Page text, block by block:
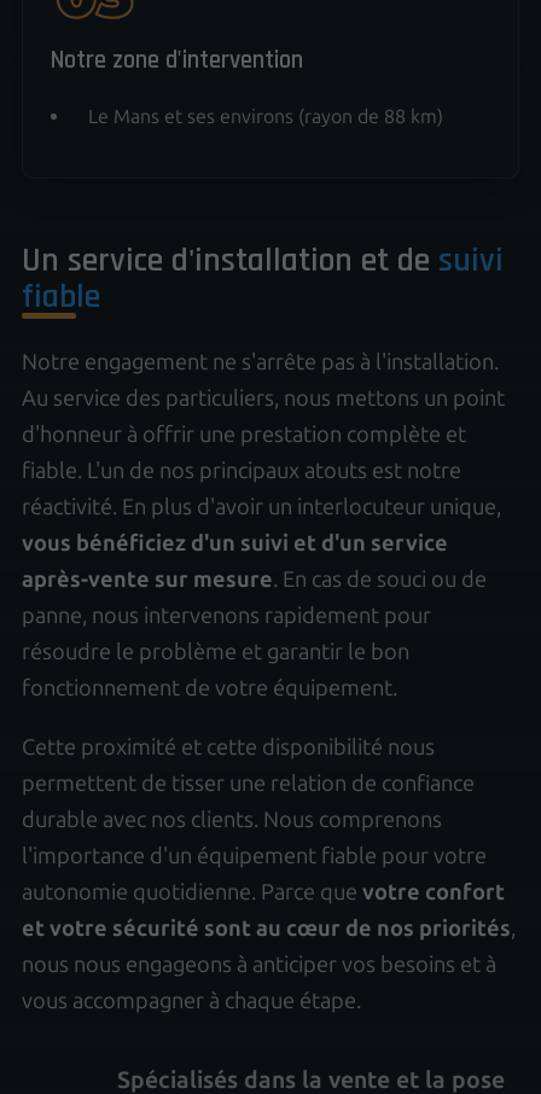
Notre zone d'intervention
Le Mans et ses environs (rayon de 88 km)
Un service d'installation et de suivi
fiable
Notre engagement ne s'arrête pas à l'installation.
Au service des particuliers, nous mettons un point
d'honneur à offrir une prestation complète et
fiable. L'un de nos principaux atouts est notre
réactivité. En plus d'avoir un interlocuteur unique,
vous bénéficiez d'un suivi et d'un service
après-vente sur mesure. En cas de souci ou de
panne, nous intervenons rapidement pour
résoudre le problème et garantir le bon
fonctionnement de votre équipement.
Cette proximité et cette disponibilité nous
permettent de tisser une relation de confiance
durable avec nos clients. Nous comprenons
l'importance d'un équipement fiable pour votre
autonomie quotidienne. Parce quevotre confort
et votre sécurité sont au cœur de nos priorités
nous nous engageons à anticiper vos besoins et à
vous accompagner à chaque étape.
Spécialisés dans la vente et la pose